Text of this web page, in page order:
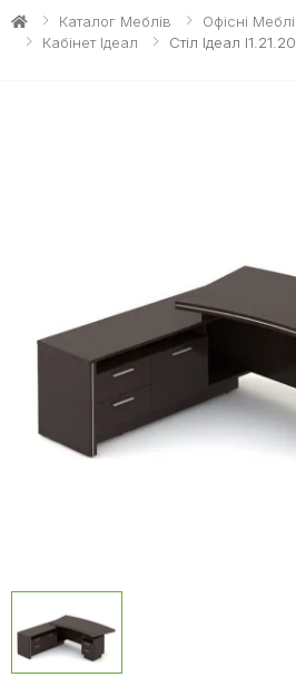
Каталог Меблів Офісні Меблі
Кабінет Ідеал
Стіл Ідеал I1.21.20